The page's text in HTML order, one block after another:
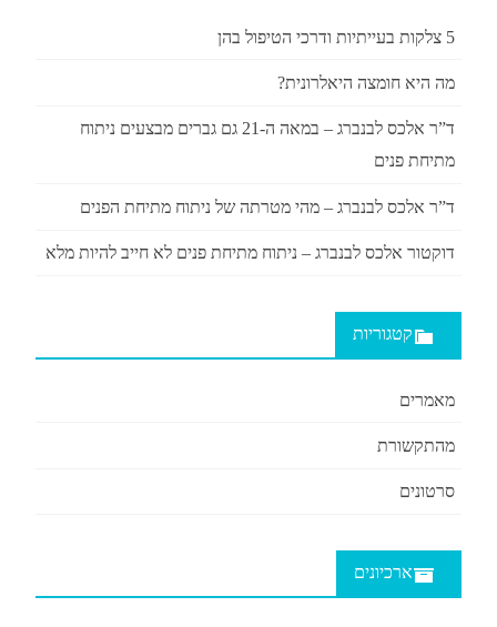
5 צלקות בעייתיות ודרכי הטיפול בהן
מה היא חומצה היאלרונית?
ד”ר אלכס לבנברג – במאה ה-21 גם גברים מבצעים ניתוח
מתיחת פנים
ד”ר אלכס לבנברג – מהי מטרתה של ניתוח מתיחת הפנים
דוקטור אלכס לבנברג – ניתוח מתיחת פנים לא חייב להיות מלא
קטגוריות
מאמרים
מהתקשורת
סרטונים
ארכיונים